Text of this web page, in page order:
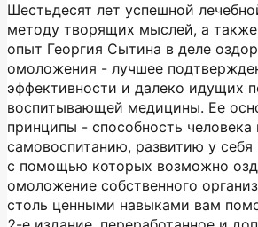
Шестьдесят лет успешной
методу творящих мыслей, а
опыт Георгия Сытина в деле
омоложения - лучшее
эффективности и далеко идущих
воспитывающей медицины. Ее
принципы - способность человека
самовоспитанию, развитию у себя
с помощью которых возможно
омоложение собственного
столь ценными навыками вам